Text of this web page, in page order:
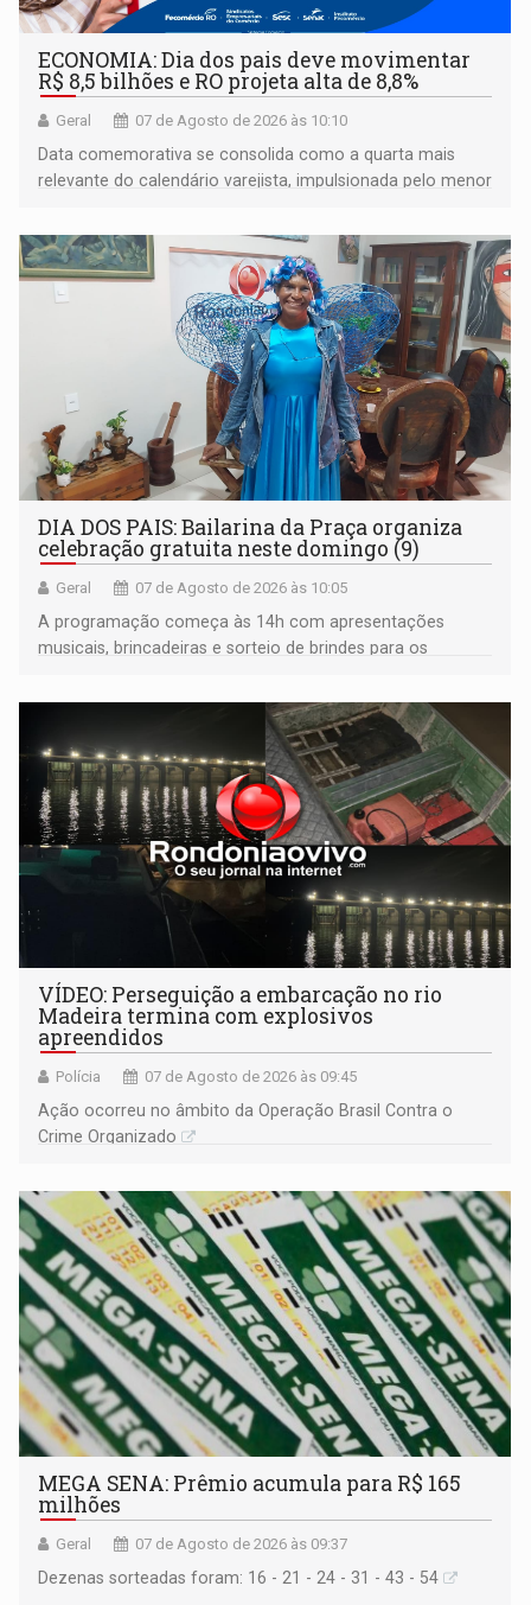
ECONOMIA: Dia dos pais deve movimentar
R$ 8,5 bilhões e RO projeta alta de 8,8%
Geral 07 de Agosto de 2026 às 10:10
Data comemorativa se consolida como a quarta mais
relevante do calendário varejista, impulsionada pelo menor
média do trabalhador
DIA DOS PAIS: Bailarina da Praça organiza
celebração gratuita neste domingo (9)
Geral 07 de Agosto de 2026 às 10:05
A programação começa às 14h com apresentações
musicais, brincadeiras e sorteio de brindes para os
bolo e canto de parabéns dedicado aos pais
VÍDEO: Perseguição a embarcação no rio
Madeira termina com explosivos
apreendidos
Polícia 07 de Agosto de 2026 às 09:45
Ação ocorreu no âmbito da Operação Brasil Contra o
Crime Organizado
MEGA SENA: Prêmio acumula para R$ 165
milhões
Geral 07 de Agosto de 2026 às 09:37
Dezenas sorteadas foram: 16 - 21 - 24 - 31 - 43 - 54